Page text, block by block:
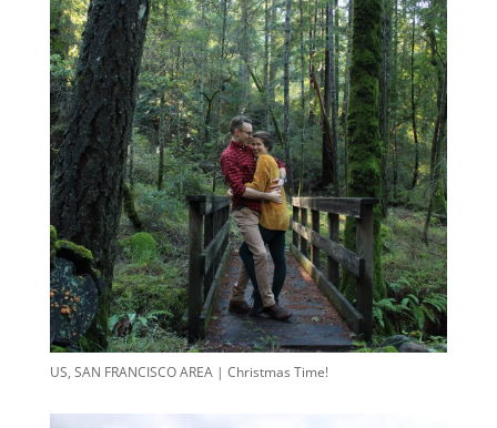
US, SAN FRANCISCO AREA | Christmas Time!